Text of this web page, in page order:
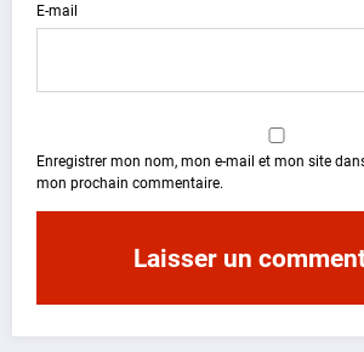
E-mail
Enregistrer mon nom, mon e-mail et mon site
mon prochain commentaire.